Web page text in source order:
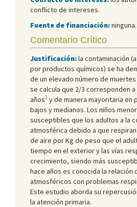
conflicto de intereses.
Fuente de financiación:ninguna.
Comentario Crítico
Justificación:la contaminación
por productos químicos) se ha
de un elevado número de muertes
se calcula que 2/3 corresponden
años1 y de manera mayoritaria en
bajos y medianos. Los niños
susceptibles que los adultos a la
atmosférica debido a que
de aire por Kg de peso que el
tiempo en el exterior y las vías
crecimiento, siendo más
hace años es conocida la relación
atmosféricos con problemas
Este estudio aborda su
la atención primaria.